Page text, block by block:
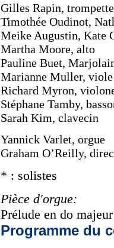
Gilles Rapin, trompette
Timothée Oudinot,
Meike Augustin, Kate
Martha Moore, alto
Pauline Buet,
Marianne Muller, viole
Richard Myron,
Stéphane Tamby,
Sarah Kim, clavecin
Yannick Varlet, orgue
Graham O’Reilly,
* : solistes
Pièce d'orgue:
Prélude en do
Programme du